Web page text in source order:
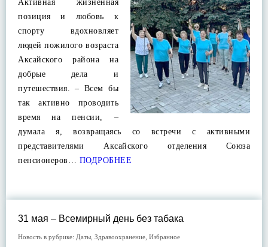
Активная жизненная
позиция и любовь к
спорту вдохновляет
людей пожилого возраста
Аксайского района на
добрые дела и
путешествия. – Всем бы
так активно проводить
время на пенсии, –
думала я, возвращаясь со встречи с активными
представителями Аксайского отделения Союза
пенсионеров… ПОДРОБНЕЕ
31 мая – Всемирный день без табака
Новость в рубрике: Даты Здравоохранение Избранное